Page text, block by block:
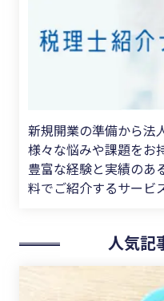
新規開業の準備から法
様々な悩みや課題をお
豊富な経験と実績のあ
料でご紹介するサービ
人気記